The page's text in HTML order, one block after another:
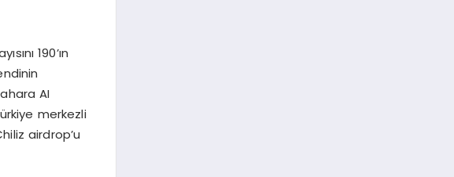
190’ın
AI
merkezli
airdrop’u